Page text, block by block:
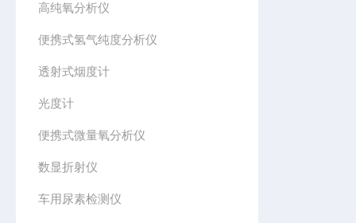
高纯氧分析仪
便携式氢气纯度分析仪
透射式烟度计
光度计
便携式微量氧分析仪
数显折射仪
车用尿素检测仪